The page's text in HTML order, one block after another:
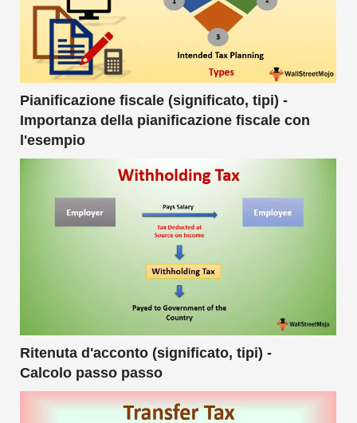
Pianificazione fiscale (significato, tipi) -
Importanza della pianificazione fiscale con
l'esempio
Ritenuta d'acconto (significato, tipi) -
Calcolo passo passo